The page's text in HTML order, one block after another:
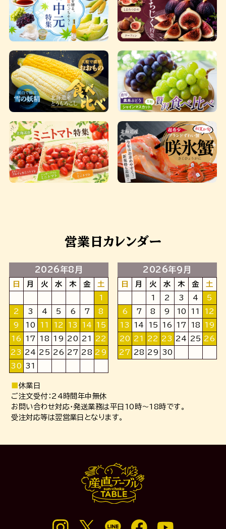
営業日カレンダー
2026年8月
日 月 火 水 木 金
土
1
2
3 4 5 6 7
8
9
10 11 12 13 14
15
16
17 18 19 20 21
22
23 24 25 26 27 28 29
30 31
2026年9月
日 月 火 水 木 金
土
1
2 3 4
5
6
7 8 9 10 11
12
13
14 15 16 17 18
19
20 21 22 23 24 25 26
27 28 29 30
■休業日
ご注文受付：24時間年中無休
お問い合わせ対応・発送業務は平日10時～18時です。
受注対応等は翌営業日となります。